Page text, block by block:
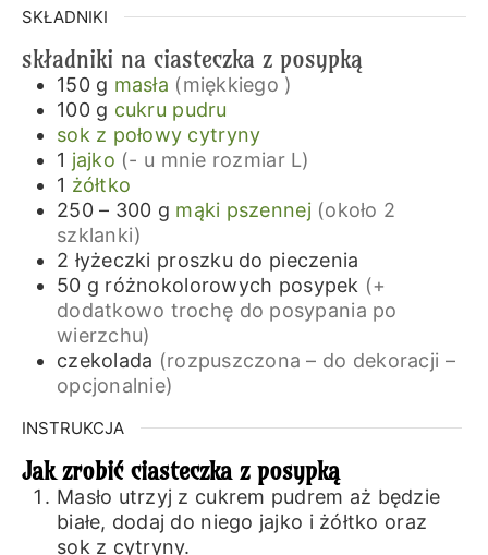
SKŁADNIKI
składniki na ciasteczka z posypką
150 g masła (miękkiego )
100 g cukru pudru
sok z połowy cytryny
1 jajko (- u mnie rozmiar L)
1 żółtko
250 – 300 g mąki pszennej (około 2
szklanki)
2 łyżeczki proszku do pieczenia
50 g różnokolorowych posypek (+
dodatkowo trochę do posypania po
wierzchu)
czekolada (rozpuszczona – do dekoracji –
opcjonalnie)
INSTRUKCJA
Jak zrobić ciasteczka z posypką
Masło utrzyj z cukrem pudrem aż będzie
białe, dodaj do niego jajko i żółtko oraz
sok z cytryny.